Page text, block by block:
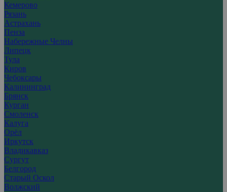
Кемерово
Рязань
Астрахань
Пенза
Набережные Челны
Липецк
Тула
Киров
Чебоксары
Калининград
Брянск
Курган
Смоленск
Калуга
Орёл
Иркутск
Владикавказ
Сургут
Белгород
Старый Оскол
Волжский